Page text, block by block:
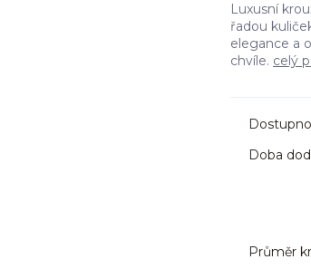
Luxusní
řadou
elegance a
chvíle. celý
Doba
Průměr